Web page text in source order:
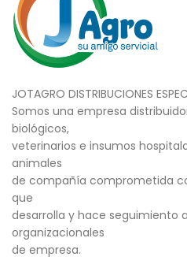
JOTAGRO DISTRIBUCIONES
Somos una empresa
biológicos,
veterinarios e insumos
animales
de compañía comprometida
que
desarrolla y hace seguimiento
organizacionales
de empresa.